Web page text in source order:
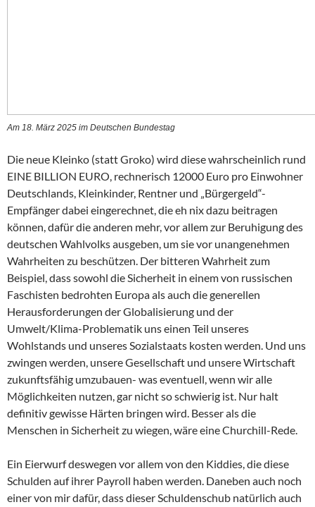
Am 18. März 2025 im Deutschen Bundestag
Die neue Kleinko (statt Groko) wird diese wahrscheinlich rund
EINE BILLION EURO, rechnerisch 12000 Euro pro Einwohner
Deutschlands, Kleinkinder, Rentner und „Bürgergeld“-
Empfänger dabei eingerechnet, die eh nix dazu beitragen
können, dafür die anderen mehr, vor allem zur Beruhigung des
deutschen Wahlvolks ausgeben, um sie vor unangenehmen
Wahrheiten zu beschützen. Der bitteren Wahrheit zum
Beispiel, dass sowohl die Sicherheit in einem von russischen
Faschisten bedrohten Europa als auch die generellen
Herausforderungen der Globalisierung und der
Umwelt/Klima-Problematik uns einen Teil unseres
Wohlstands und unseres Sozialstaats kosten werden. Und uns
zwingen werden, unsere Gesellschaft und unsere Wirtschaft
zukunftsfähig umzubauen- was eventuell, wenn wir alle
Möglichkeiten nutzen, gar nicht so schwierig ist. Nur halt
definitiv gewisse Härten bringen wird. Besser als die
Menschen in Sicherheit zu wiegen, wäre eine Churchill-Rede.
Ein Eierwurf deswegen vor allem von den Kiddies, die diese
Schulden auf ihrer Payroll haben werden. Daneben auch noch
einer von mir dafür, dass dieser Schuldenschub natürlich auch